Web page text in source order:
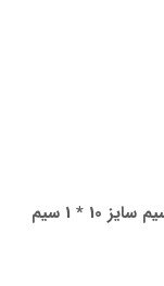
از جمله نکات ایمنی که در هنگام استفاده از سیم سایز 10 * 1 سیم